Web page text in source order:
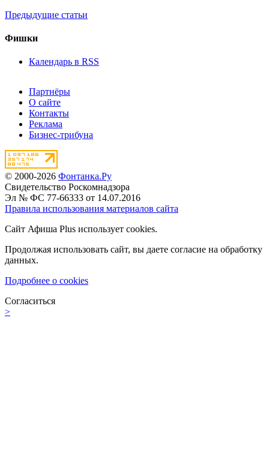
Предыдущие статьи
Фишки
Календарь в RSS
Партнёры
О сайте
Контакты
Реклама
Бизнес-трибуна
© 2000-2026 Фонтанка.Ру
Свидетельство Роскомнадзора
Эл № ФС 77-66333 от 14.07.2016
Правила использования материалов сайта
Сайт Афиша Plus использует cookies.
Продолжая использовать сайт, вы даете согласие на обработку
данных.
Подробнее о cookies
Согласиться
>